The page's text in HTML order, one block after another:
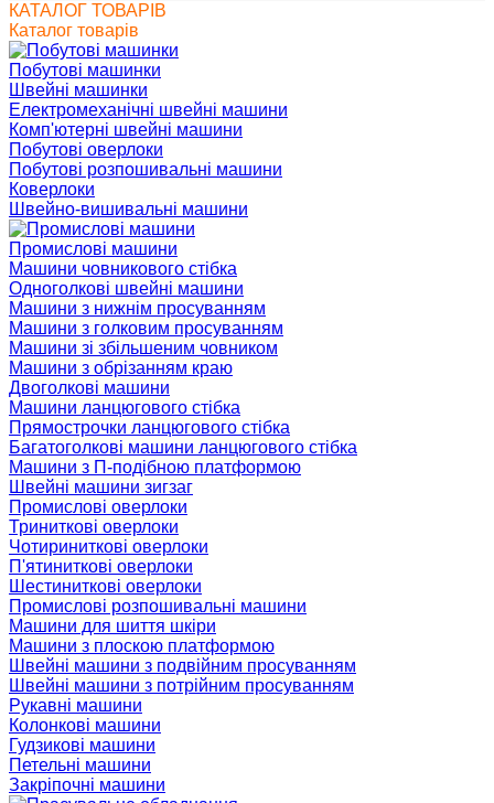
КАТАЛОГ ТОВАРІВ
Каталог товарів
Побутові машинки
Швейні машинки
Електромеханічні швейні машини
Комп'ютерні швейні машини
Побутові оверлоки
Побутові розпошивальні машини
Коверлоки
Швейно-вишивальні машини
Промислові машини
Машини човникового стібка
Одноголкові швейні машини
Машини з нижнім просуванням
Машини з голковим просуванням
Машини зі збільшеним човником
Машини з обрізанням краю
Двоголкові машини
Машини ланцюгового стібка
Прямострочки ланцюгового стібка
Багатоголкові машини ланцюгового стібка
Машини з П-подібною платформою
Швейні машини зигзаг
Промислові оверлоки
Триниткові оверлоки
Чотириниткові оверлоки
П'ятиниткові оверлоки
Шестиниткові оверлоки
Промислові розпошивальні машини
Машини для шиття шкіри
Машини з плоскою платформою
Швейні машини з подвійним просуванням
Швейні машини з потрійним просуванням
Рукавні машини
Колонкові машини
Гудзикові машини
Петельні машини
Закріпочні машини